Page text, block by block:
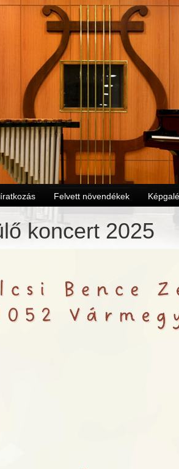
Felvett növendékek
koncert 2025